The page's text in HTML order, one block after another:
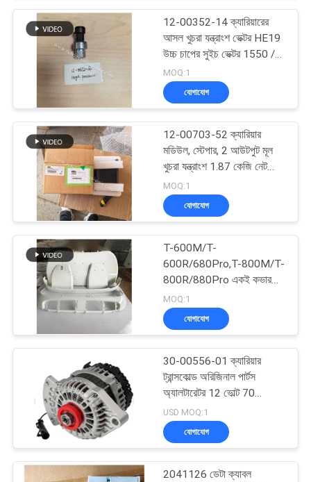
খবর
সাইট
ম্যাপ
গোপনীয়তা
থার্মো কিং অংশ
ক্যারিয়ার রেফ্রিজারেশন
যন্ত্রাংশ
104
থার্মো কিং রেফ্রিজারেটেড
ট্রাক
12-00352-14 ক্যারিয়ারের
আসল খুচরা যন্ত্রাংশ ভেক্টর HE19
উচ্চ চাপের সুইচ ভেক্টর 1550 /
1800 / 1850 / 1950 /
6600 প্রতিস্থাপন: 12-
00352-03
MOQ:1
যোগাযোগ
12-00703-52 ক্যারিয়ার
মডিউল, স্টেপার, 2 আউটপুট মূল
খুচরা যন্ত্রাংশ 1.87 কেজি নেট
ওজন He19 মডেল ট্রেলার
হিমায়ন ইউনিট
MOQ:1
যোগাযোগ
T-600M/T-
600R/680Pro,T-800M/T-
800R/880Pro একই কভার
ব্যবহার করুন, T-1000M/T-
1000R/T-1080Pro একই
কভার ব্যবহার করুন
MOQ:1
যোগাযোগ
30-00556-01 ক্যারিয়ার
ট্রান্সকোল্ড অরিজিনাল পার্টস
অ্যালটারেটর 12 ভোল্ট 70
ক্যারিয়ারের জন্য জেনারেটর
X2/2100/2500 30-
01114-06 /30-00409-02
USD MOQ:1
যোগাযোগ
2041126 ডেটা ক্যাবল